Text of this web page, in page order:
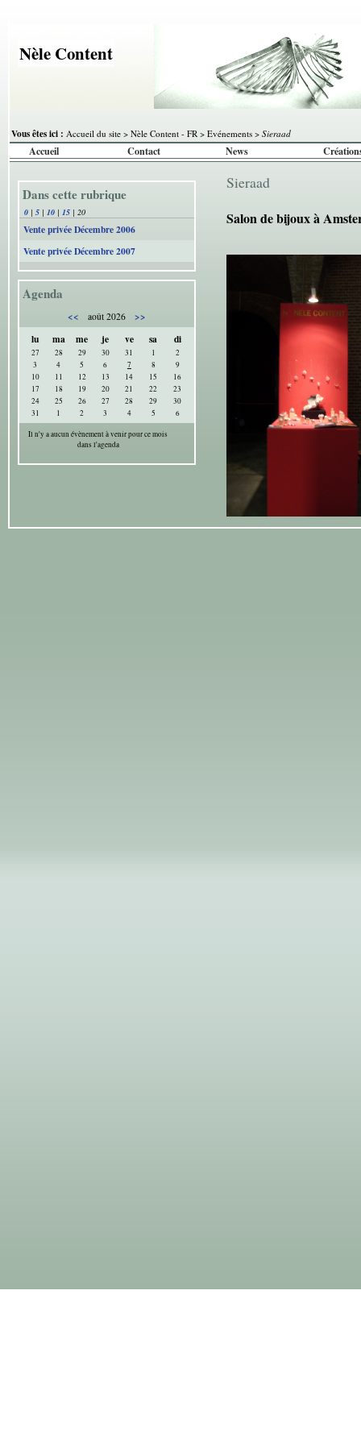
Nèle Content
Vous êtes ici : Accueil du site > Nèle Content - FR > Evénements > Sieraad
Accueil Contact News
Dans cette rubrique
0 | 5 | 10 | 15 | 20
Vente privée Décembre 2006
Vente privée Décembre 2007
Agenda
<< août 2026
>>
lu
ma me je ve sa di
27 28 29 30 31 1
2
3
4 5 6 7 8
9
10
11 12 13 14 15
16
17
18 19 20 21 22
23
24
25 26 27 28 29
30
31
1 2 3 4 5
6
Il n'y a aucun évènement à venir pour ce mois
dans l'agenda
Sieraad
Salon de bijoux à